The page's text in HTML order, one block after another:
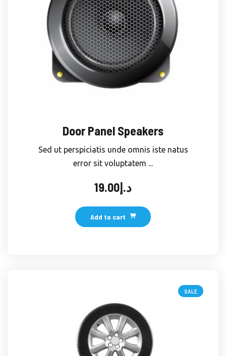
Door Panel Speakers
Sed ut perspiciatis unde omnis iste natus
error sit voluptatem ...
د.إ19.00
Add to cart
SALE